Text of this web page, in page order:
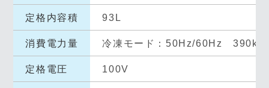
定格内容積 93L
消費電力量 冷凍モード：50Hz/60Hz
定格電圧 100V